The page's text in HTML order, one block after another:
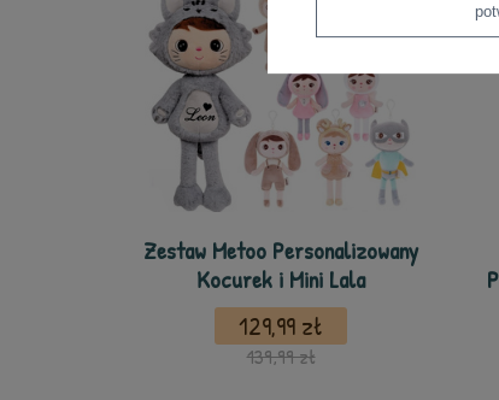
Zestaw Metoo Personalizowany
Kocurek i Mini Lala
129,99 zł
139,99 zł